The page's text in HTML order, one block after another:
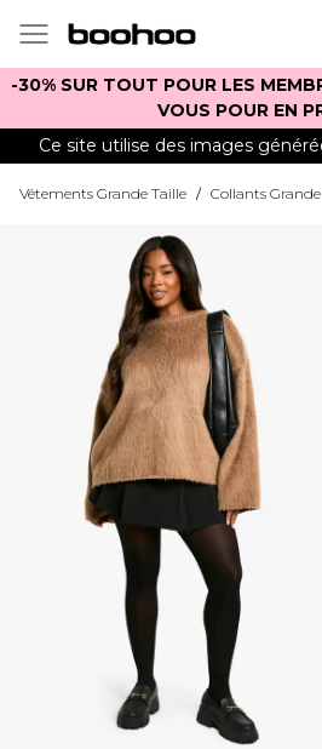
-30% SUR TOUT POUR LES
VOUS POUR EN
Ce site utilise des images
Vêtements Grande Taille / Collants